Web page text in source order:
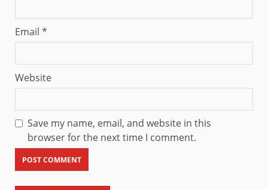
Email *
Website
Save my name, email, and website in this
browser for the next time I comment.